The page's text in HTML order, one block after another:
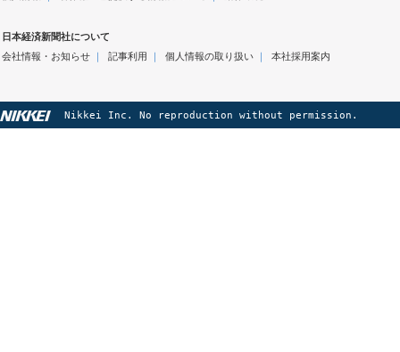
日本経済新聞社について
会社情報・お知らせ｜ 記事利用 ｜ 個人情報の取り扱い｜ 本社採用案内
Nikkei Inc. No reproduction without permission.